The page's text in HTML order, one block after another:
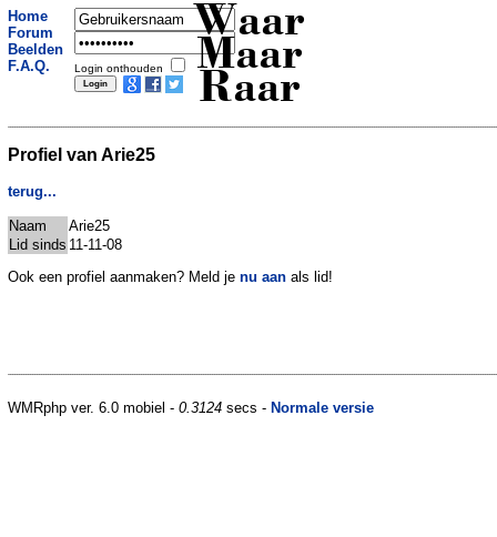
Home
Forum
Beelden
F.A.Q.
Login onthouden
Waar
Maar
Raar
Profiel van Arie25
terug...
Naam
Arie25
Lid sinds 11-11-08
Ook een profiel aanmaken? Meld je nu aan als lid!
WMRphp ver. 6.0 mobiel - 0.3124 secs - Normale versie